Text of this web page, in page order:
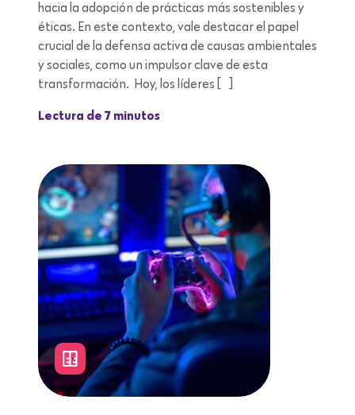
hacia la adopción de prácticas más sostenibles y
éticas. En este contexto, vale destacar el papel
crucial de la defensa activa de causas ambientales
y sociales, como un impulsor clave de esta
transformación. Hoy, los líderes […]
Lectura de 7 minutos